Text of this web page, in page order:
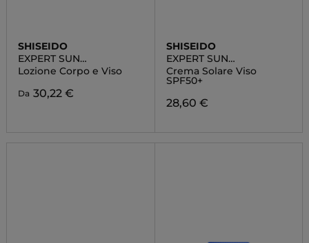
SHISEIDO
EXPERT SUN
PROTECTOR
Lozione Corpo e Viso
Da 30,22 €
SHISEIDO
EXPERT SUN
PROTECTOR
Crema Solare Viso
SPF50+
28,60 €